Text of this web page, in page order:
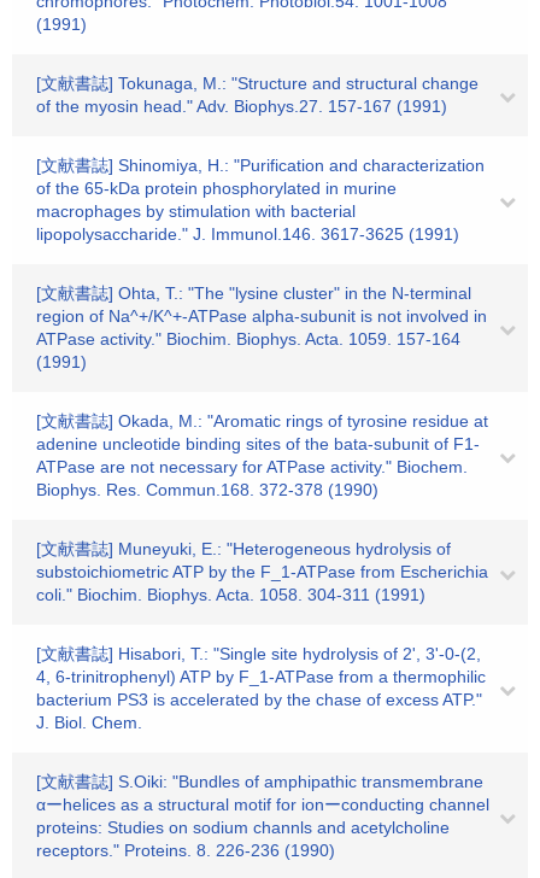
(1991)
[文献書誌] Tokunaga, M.: "Structure and structural change
of the myosin head." Adv. Biophys.27. 157-167 (1991)
[文献書誌] Shinomiya, H.: "Purification and characterization
of the 65-kDa protein phosphorylated in murine
macrophages by stimulation with bacterial
lipopolysaccharide." J. Immunol.146. 3617-3625 (1991)
[文献書誌] Ohta, T.: "The "lysine cluster" in the N-terminal
region of Na^+/K^+-ATPase alpha-subunit is not involved in
ATPase activity." Biochim. Biophys. Acta. 1059. 157-164
(1991)
[文献書誌] Okada, M.: "Aromatic rings of tyrosine residue at
adenine uncleotide binding sites of the bata-subunit of F1-
ATPase are not necessary for ATPase activity." Biochem.
Biophys. Res. Commun.168. 372-378 (1990)
[文献書誌] Muneyuki, E.: "Heterogeneous hydrolysis of
substoichiometric ATP by the F_1-ATPase from Escherichia
coli." Biochim. Biophys. Acta. 1058. 304-311 (1991)
[文献書誌] Hisabori, T.: "Single site hydrolysis of 2', 3'-0-(2,
4, 6-trinitrophenyl) ATP by F_1-ATPase from a thermophilic
bacterium PS3 is accelerated by the chase of excess ATP."
J. Biol. Chem.
[文献書誌] S.Oiki: "Bundles of amphipathic transmembrane
αーhelices as a structural motif for ionーconducting channel
proteins: Studies on sodium channls and acetylcholine
receptors." Proteins. 8. 226-236 (1990)